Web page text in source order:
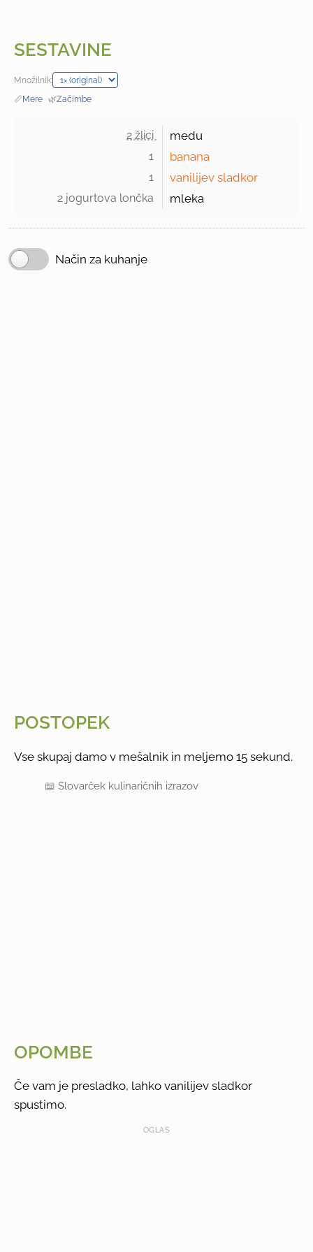
SESTAVINE
Množilnik:
📏Mere · 🌿Začimbe
2 žlici medu
1 banana
1 vanilijev sladkor
2 jogurtova lončka mleka
Način za kuhanje
POSTOPEK
Vse skupaj damo v mešalnik in meljemo 15 sekund.
📖Slovarček kulinaričnih izrazov
OPOMBE
Če vam je presladko, lahko vanilijev sladkor
spustimo.
OGLAS